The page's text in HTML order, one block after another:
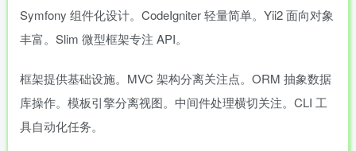
Symfony 组件化设计。CodeIgniter 轻量简单。Yii2 面向对象
丰富。Slim 微型框架专注 API。
框架提供基础设施。MVC 架构分离关注点。ORM 抽象数据
库操作。模板引擎分离视图。中间件处理横切关注。CLI 工
具自动化任务。